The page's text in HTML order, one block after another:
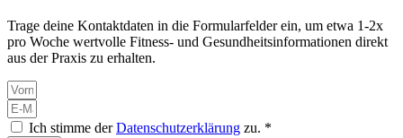
Trage deine Kontaktdaten in die Formularfelder ein, um etwa 1-2x
pro Woche wertvolle Fitness- und Gesundheitsinformationen direkt
aus der Praxis zu erhalten.
Ich stimme derDatenschutzerklärung zu. *